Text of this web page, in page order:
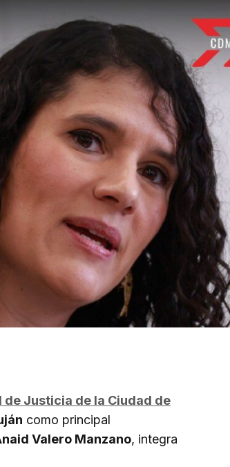
de Justicia de la Ciudad de
como principal
Valero Manzano, integra